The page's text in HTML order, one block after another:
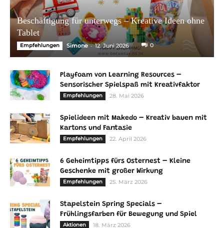
Beschäftigung für unterwegs – Kreative Ideen ohne
Tablet
Empfehlungen Simone - 12. Juni 2026 0
Playfoam von Learning Resources –
Sensorischer Spielspaß mit Kreativfaktor
Empfehlungen 28. Mai 2026
Spielideen mit Makedo – Kreativ bauen mit
Kartons und Fantasie
Empfehlungen 22. April 2026
6 Geheimtipps fürs Osternest – Kleine
Geschenke mit großer Wirkung
Empfehlungen 25. März 2026
Stapelstein Spring Specials –
Frühlingsfarben für Bewegung und Spiel
Aktionen 18. März 2026